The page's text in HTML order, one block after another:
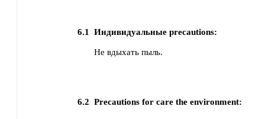
6.1 Индивидуальные precautions:
Не вдыхать пыль.
6.2 Precautions for care the environment: